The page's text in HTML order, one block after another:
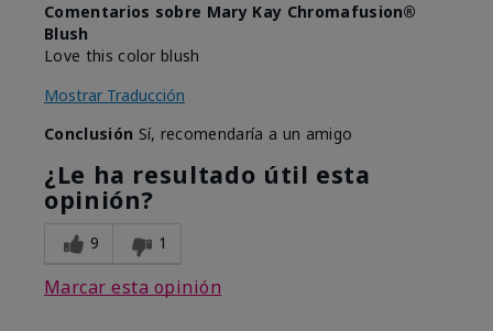
Comentarios sobre Mary Kay Chromafusion®
Blush
Love this color blush
Mostrar Traducción
Conclusión Sí, recomendaría a un amigo
¿Le ha resultado útil esta
opinión?
9 1
Marcar esta opinión